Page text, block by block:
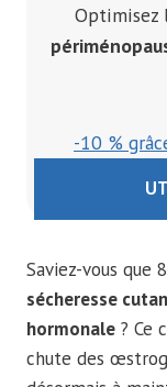
Optimisez
-10 %
Saviez-vous que
sécheresse
hormonale ? Ce
chute des